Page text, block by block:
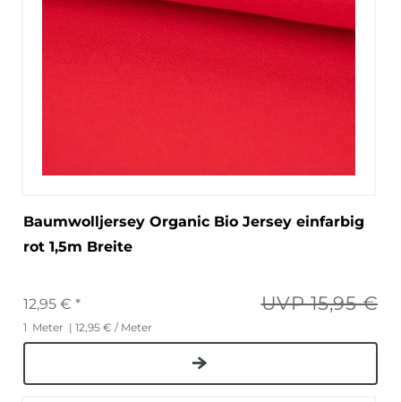
Baumwolljersey Organic Bio Jersey einfarbig
rot 1,5m Breite
UVP 15,95 €
12,95 € *
1 Meter | 12,95 € / Meter